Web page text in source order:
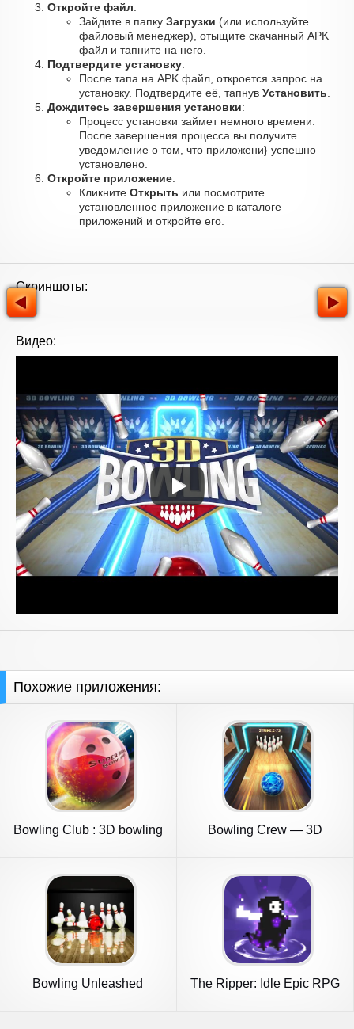
Откройте файл:
Зайдите в папку Загрузки (или используйте
файловый менеджер), отыщите скачанный APK
файл и тапните на него.
Подтвердите установку:
После тапа на APK файл, откроется запрос на
установку. Подтвердите её, тапнув Установить
Дождитесь завершения установки:
Процесс установки займет немного времени.
После завершения процесса вы получите
уведомление о том, что приложени} успешно
установлено.
Откройте приложение:
Кликните Открыть или посмотрите
установленное приложение в каталоге
приложений и откройте его.
Скриншоты:
Видео:
Похожие приложения:
Bowling Club : 3D bowling
Bowling Crew — 3D
Bowling Unleashed The Ripper: Idle Epic RPG